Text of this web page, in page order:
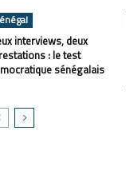
interviews, deux
: le test
sénégalais